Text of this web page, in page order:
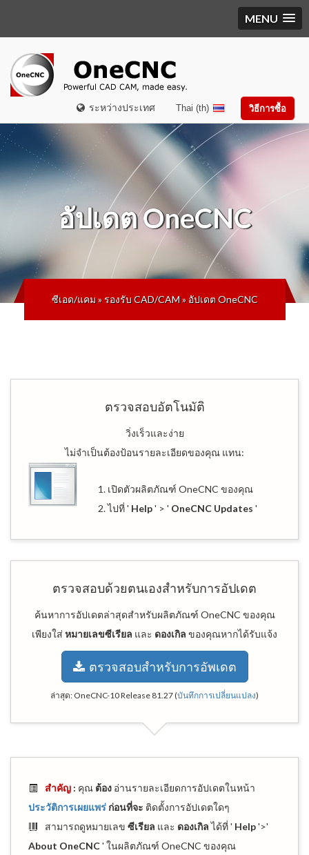
MENU
ระหว่างประเทศ วิธีการซื้อ
Thai (th)
อัปเดต OneCNC
ซีเอด/แคม»รองรับ CAD/CAM» อัปเดต OneCNC
ตรวจสอบอัตโนมัติ
วิ่งเร็วและง่าย
ไม่จำเป็นต้องป้อนรายละเอียดของคุณ แทน:
1. เปิดตัวผลิตภัณฑ์ OneCNC ของคุณ
2. ไปที่ ' Help' > ' OneCNC Updates '
ตรวจสอบด้วยตนเองสำหรับการอัปเดต
ค้นหาการอัปเดตล่าสุดสำหรับผลิตภัณฑ์ OneCNC ของคุณ
เพียงใส่ หมายเลขซีเรียล และ ดองเกิล ของคุณหากได้รับแจ้ง
ตรวจสอบสำหรับการอัพเดต
ล่าสุด: OneCNC-10 Release 81.27(บันทึกการเปลี่ยนแปลง)
สำคัญ : คุณ ต้อง อ่านรายละเอียดการอัปเดตในหน้า
ประวัติการเผยแพร่ ก่อนที่จะ ติดตั้งการอัปเดตใดๆ
สามารถดูหมายเลข ซีเรียล และ ดองเกิลได้ที่ ' Help'>'
About OneCNC' ในผลิตภัณฑ์ OneCNC ของคุณ